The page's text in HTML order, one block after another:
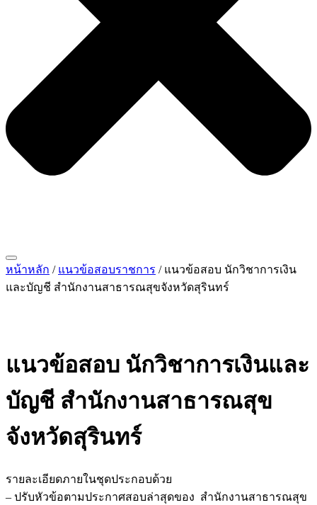
หน้าหลัก / แนวข้อสอบราชการ / แนวข้อสอบ นักวิชาการเงิน
และบัญชี สำนักงานสาธารณสุขจังหวัดสุรินทร์
แนวข้อสอบ นักวิชาการเงินและ
บัญชี สำนักงานสาธารณสุข
จังหวัดสุรินทร์
รายละเอียดภายในชุดประกอบด้วย
– ปรับหัวข้อตามประกาศสอบล่าสุดของ สำนักงานสาธารณสุข